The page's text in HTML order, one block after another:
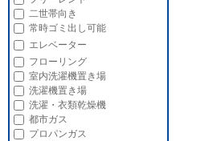
二世帯向き
常時ゴミ出し可能
エレベーター
フローリング
室内洗濯機置き場
洗濯機置き場
洗濯・衣類乾燥機
都市ガス
プロパンガス